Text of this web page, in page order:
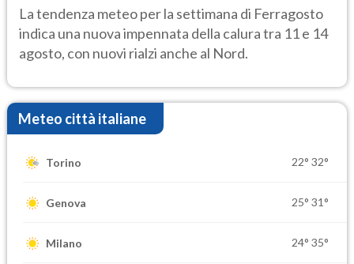
temporale
La tendenza meteo per la settimana di Ferragosto
indica una nuova impennata della calura tra 11 e 14
agosto, con nuovi rialzi anche al Nord.
Meteo città italiane
Torino 22° 32°
Genova 25° 31°
Milano 24° 35°